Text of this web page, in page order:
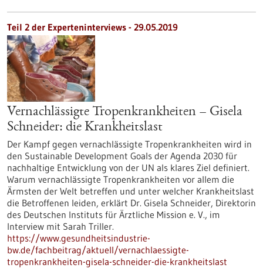
Teil 2 der Experteninterviews - 29.05.2019
Vernachlässigte Tropenkrankheiten – Gisela
Schneider: die Krankheitslast
Der Kampf gegen vernachlässigte Tropenkrankheiten wird in
den Sustainable Development Goals der Agenda 2030 für
nachhaltige Entwicklung von der UN als klares Ziel definiert.
Warum vernachlässigte Tropenkrankheiten vor allem die
Ärmsten der Welt betreffen und unter welcher Krankheitslast
die Betroffenen leiden, erklärt Dr. Gisela Schneider, Direktorin
des Deutschen Instituts für Ärztliche Mission e. V., im
Interview mit Sarah Triller.
https://www.gesundheitsindustrie-
bw.de/fachbeitrag/aktuell/vernachlaessigte-
tropenkrankheiten-gisela-schneider-die-krankheitslast